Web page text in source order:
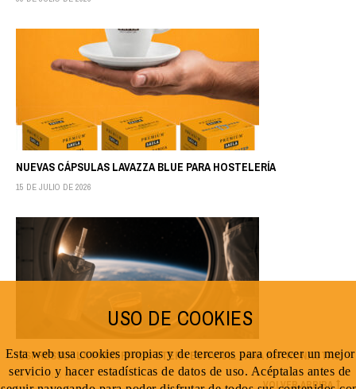
NUEVAS CÁPSULAS LAVAZZA BLUE PARA HOSTELERÍA
15 DE JULIO DE 2026
ISSPRESSO: LA PRIMERA CAFETERA ESPACIAL PARA ASTRONAUTAS
30 DE JUNIO DE 2026
VOLVER ARRIBA
USO DE COOKIES
Esta web usa cookies propias y de terceros para ofrecer un mejor
servicio y hacer estadísticas de datos de uso. Acéptalas antes de